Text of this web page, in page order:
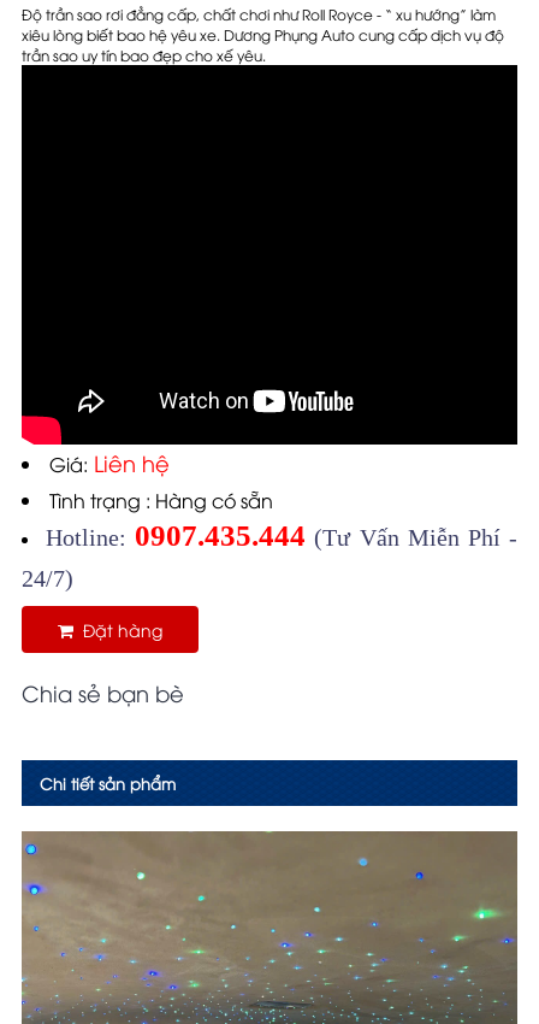
Độ trần sao rơi đẳng cấp, chất chơi như Roll Royce - “ xu hướng” làm
xiêu lòng biết bao hệ yêu xe. Dương Phụng Auto cung cấp dịch vụ độ
trần sao uy tín bao đẹp cho xế yêu.
Giá: Liên hệ
Tình trạng : Hàng có sẵn
Hotline: 0907.435.444 (Tư Vấn Miễn Phí -
24/7)
Đặt hàng
Chia sẻ bạn bè
Chi tiết sản phẩm